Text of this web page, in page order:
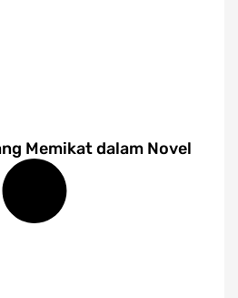
Memikat dalam Novel